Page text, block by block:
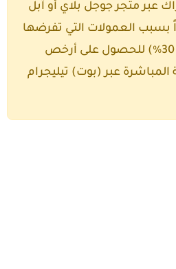
متجر جوجل بلاي أو آبل
العمولات التي تفرضها
هذه المتاجر (تصل إلى 30%) للحصول على أرخص
عبر (بوت) تيليجرام